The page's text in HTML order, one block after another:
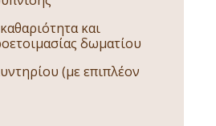
και
δωματίου
(με επιπλέον